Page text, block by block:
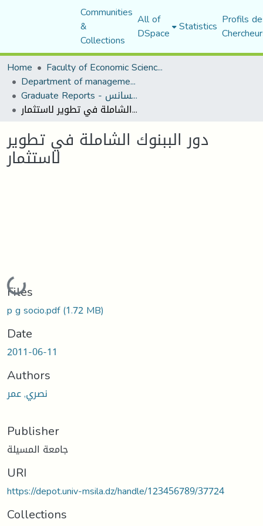
Communities
&
Collections
All of
DSpace Statistics Profils
Home
Faculty of Economic Sciences, Commerce and Management Sciences
Department of management sciences
Graduate Reports - تقارير الليسانس
دور الببنوك الشاملة في تطوير لاستثمار
دور الببنوك الشاملة في تطوير
لاستثمار
Loading...
Files
p g socio.pdf(1.72 MB)
Date
2011-06-11
Authors
نصري, عمر
Publisher
جامعة المسيلة
URI
https://depot.univ-msila.dz/handle/123456789/37724
Collections